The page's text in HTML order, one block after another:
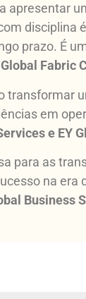
apresentar
prazo. É
Fabric
em
e EY
para as
na era
Business